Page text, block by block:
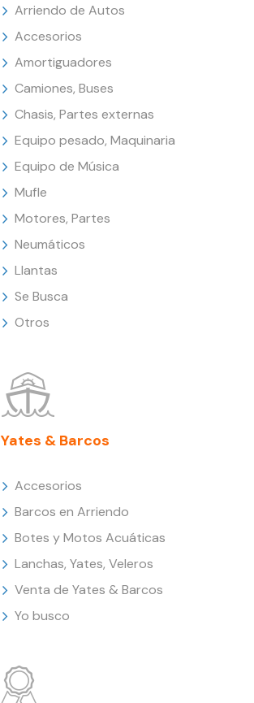
Arriendo de Autos
Accesorios
Amortiguadores
Camiones, Buses
Chasis, Partes externas
Equipo pesado, Maquinaria
Equipo de Música
Mufle
Motores, Partes
Neumáticos
Llantas
Se Busca
Otros
Yates & Barcos
Accesorios
Barcos en Arriendo
Botes y Motos Acuáticas
Lanchas, Yates, Veleros
Venta de Yates & Barcos
Yo busco